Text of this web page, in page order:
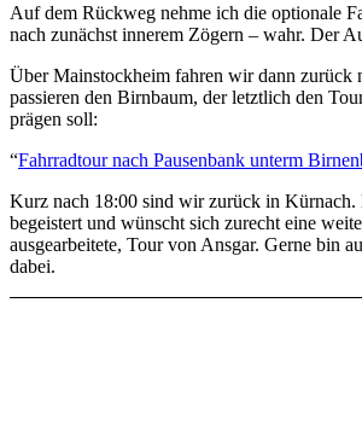
Auf dem Rückweg nehme ich die optionale
nach zunächst innerem Zögern – wahr. Der
Über Mainstockheim fahren wir dann zurück
passieren den Birnbaum, der letztlich den
prägen soll:
“Fahrradtour nach Pausenbank unterm
Kurz nach 18:00 sind wir zurück in Kürnach.
begeistert und wünscht sich zurecht eine
ausgearbeitete, Tour von Ansgar. Gerne bin
dabei.